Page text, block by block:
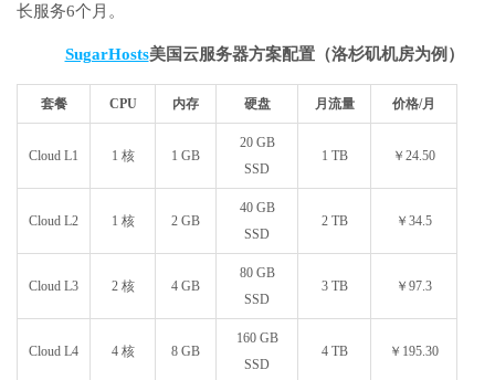
长服务6个月。
SugarHosts美国云服务器方案配置（洛杉矶机房为例）
套餐 CPU 内存 硬盘 月流量 价格/月
Cloud L1 1 核 1 GB
20 GB
SSD
1 TB ￥24.50
Cloud L2 1 核 2 GB
40 GB
SSD
2 TB ￥34.5
Cloud L3 2 核 4 GB
80 GB
SSD
3 TB ￥97.3
Cloud L4 4 核 8 GB
160 GB
SSD
4 TB ￥195.30